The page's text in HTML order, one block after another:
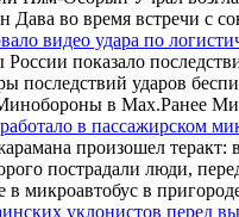
Дава во время встречи с
видео удара по
показало
последствий ударов
в Max.Ранее
в пассажирском
произошел теракт:
пострадали люди,
в микроавтобус в
уклонистов перед